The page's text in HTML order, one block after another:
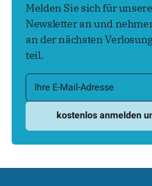
Melden Sie sich für
Newsletter an und
an der nächsten
teil.